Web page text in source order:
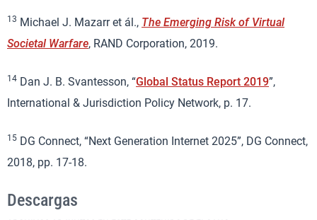
13 Michael J. Mazarr et ál., The Emerging Risk of Virtual
Societal Warfare, RAND Corporation, 2019.
14 Dan J. B. Svantesson, “Global Status Report 2019”,
International & Jurisdiction Policy Network, p. 17.
15 DG Connect, “Next Generation Internet 2025”, DG Connect,
2018, pp. 17-18.
Descargas